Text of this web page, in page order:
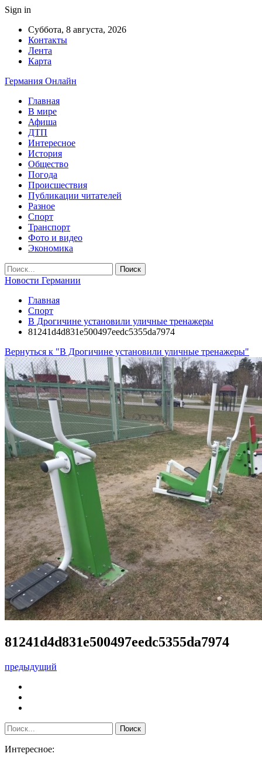
Sign in
Суббота, 8 августа, 2026
Контакты
Лента
Карта
Германия Онлайн
Главная
В мире
Афиша
ДТП
Интересное
История
Общество
Погода
Происшествия
Публикации читателей
Разное
Спорт
Транспорт
Фото и видео
Экономика
Новости Германии
Главная
Спорт
В Дрогичине установили уличные тренажеры
81241d4d831e500497eedc5355da7974
Вернуться к "В Дрогичине установили уличные тренажеры"
81241d4d831e500497eedc5355da7974
предыдущий
Интересное: